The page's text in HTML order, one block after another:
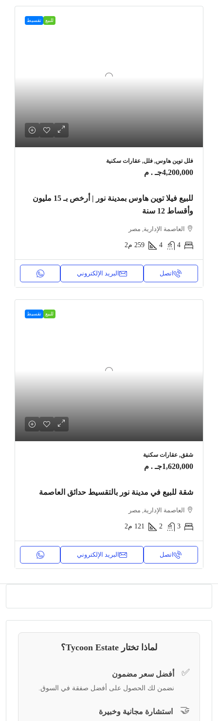
للبيع تقسيط
فلل توين هاوس, فلل, عقارات سكنية
4,200,000جـ . م
للبيع فيلا توين هاوس بمدينة نور | أرخص بـ 15 مليون
وأقساط 12 سنة
العاصمة الإدارية, مصر
4
4
259 م2
اتصل البريد الإلكتروني
للبيع تقسيط
شقق, عقارات سكنية
1,620,000جـ . م
شقة للبيع في مدينة نور بالتقسيط حدائق العاصمة
العاصمة الإدارية, مصر
3
2
121 م2
اتصل البريد الإلكتروني
لماذا تختار Tycoon Estate؟
✅ أفضل سعر مضمون
نضمن لك الحصول على أفضل صفقة في السوق.
🤝 استشارة مجانية وخبيرة